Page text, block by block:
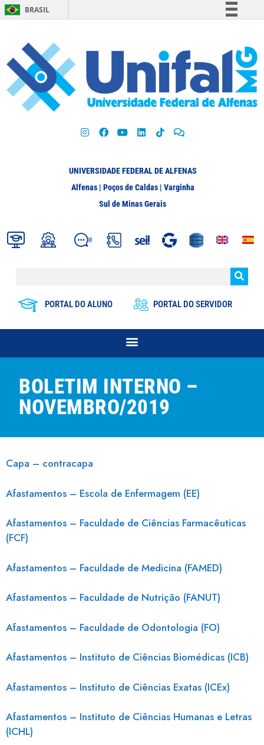
BRASIL
Participe
Acesso à informação
Legislação
UNIVERSIDADE FEDERAL DE ALFENAS
Alfenas | Poços de Caldas | Varginha
Sul de Minas Gerais
PORTAL DO ALUNO PORTAL DO SERVIDOR
BOLETIM INTERNO –
NOVEMBRO/2019
Capa – contracapa
Afastamentos – Escola de Enfermagem (EE)
Afastamentos – Faculdade de Ciências Farmacêuticas
(FCF)
Afastamentos – Faculdade de Medicina (FAMED)
Afastamentos – Faculdade de Nutrição (FANUT)
Afastamentos – Faculdade de Odontologia (FO)
Afastamentos – Instituto de Ciências Biomédicas (ICB)
Afastamentos – Instituto de Ciências Exatas (ICEx)
Afastamentos – Instituto de Ciências Humanas e Letras
(ICHL)